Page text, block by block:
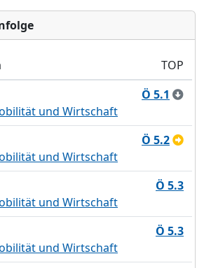
TOP
Ö 5.1
und Wirtschaft
Ö 5.2
und Wirtschaft
Ö 5.3
und Wirtschaft
Ö 5.3
und Wirtschaft